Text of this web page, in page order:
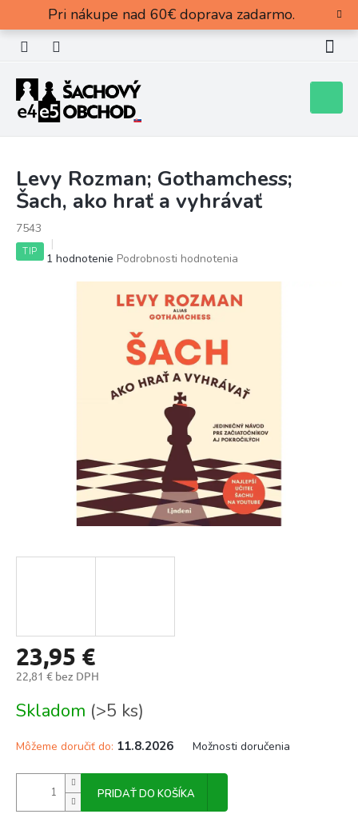
obsah
Pri nákupe nad 60€ doprava zadarmo.
košík
Levy Rozman; Gothamchess;
Šach, ako hrať a vyhrávať
7543
TIP
Priemerné
1 hodnotenie Podrobnosti hodnotenia
23,95 €
22,81 € bez DPH
cena:
Skladom (>5 ks)
Môžeme doručiť do: 11.8.2026 Možnosti doručenia
PRIDAŤ DO KOŠÍKA